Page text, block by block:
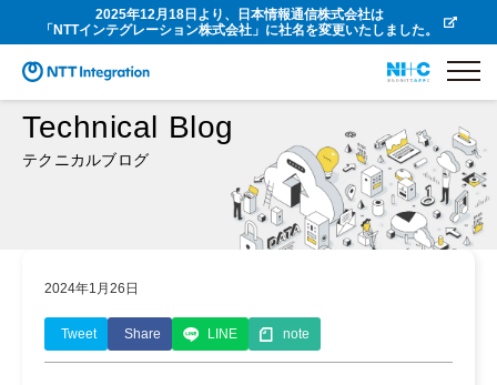
2025年12月18日より、日本情報通信株式会社は
「NTTインテグレーション株式会社」に社名を変更いたしました。
Technical Blog
テクニカルブログ
2024年1月26日
Tweet Share LINE note